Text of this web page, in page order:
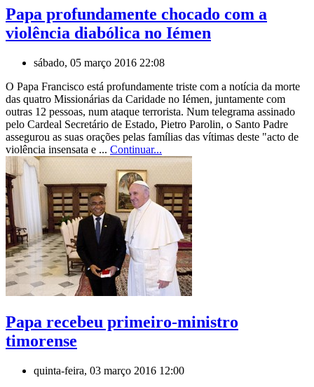
Papa profundamente chocado com a
violência diabólica no Iémen
sábado, 05 março 2016 22:08
O Papa Francisco está profundamente triste com a notícia da morte
das quatro Missionárias da Caridade no Iémen, juntamente com
outras 12 pessoas, num ataque terrorista. Num telegrama assinado
pelo Cardeal Secretário de Estado, Pietro Parolin, o Santo Padre
assegurou as suas orações pelas famílias das vítimas deste "acto de
violência insensata e ... Continuar...
Papa recebeu primeiro-ministro
timorense
quinta-feira, 03 março 2016 12:00